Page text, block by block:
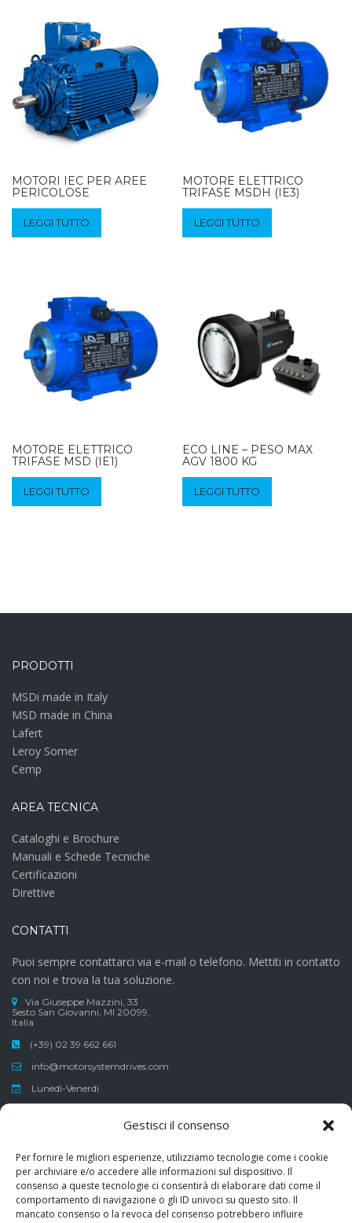
Gestisci il consenso
Per fornire le migliori esperienze, utilizziamo tecnologie come i cookie
per archiviare e/o accedere alle informazioni sul dispositivo. Il
consenso a queste tecnologie ci consentirà di elaborare dati come il
comportamento di navigazione o gli ID univoci su questo sito. Il
mancato consenso o la revoca del consenso potrebbero influire
MOTORI IEC PER AREE
PERICOLOSE
LEGGI TUTTO
MOTORE ELETTRICO
TRIFASE MSDH (IE3)
LEGGI TUTTO
MOTORE ELETTRICO
TRIFASE MSD (IE1)
LEGGI TUTTO
ECO LINE – PESO MAX
AGV 1800 KG
LEGGI TUTTO
PRODOTTI
MSDi made in Italy
MSD made in China
Lafert
Leroy Somer
Cemp
AREA TECNICA
Cataloghi e Brochure
Manuali e Schede Tecniche
Certificazioni
Direttive
CONTATTI
Puoi sempre contattarci via e-mail o telefono. Mettiti in contatto
con noi e trova la tua soluzione.
Via Giuseppe Mazzini, 33
Sesto San Giovanni, MI 20099,
Italia
(+39) 02 39 662 661
info@motorsystemdrives.com
Lunedì-Venerdì
8:30-12:30 , 13:30-17:30
Erogazione pubblica ricevuta ai sensi del Decreto-Legge 8 aprile